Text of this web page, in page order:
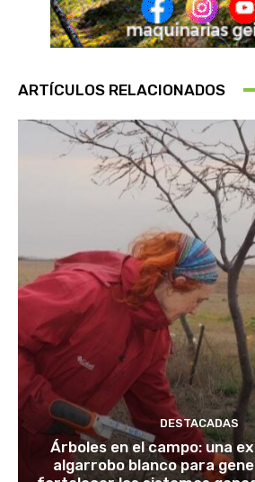
ARTÍCULOS RELACIONADOS
DESTACADAS
Árboles en el campo: una
algarrobo blanco para